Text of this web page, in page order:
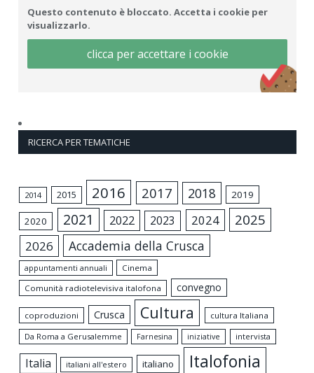
Questo contenuto è bloccato. Accetta i cookie per
visualizzarlo.
clicca per accettare i cookie
RICERCA PER TEMATICHE
2014 2015 2016 2017 2018 2019
2020 2021 2022 2023 2024 2025
2026 Accademia della Crusca
appuntamenti annuali
Cinema
Comunità radiotelevisiva italofona
convegno
coproduzioni Crusca Cultura
cultura Italiana
Da Roma a Gerusalemme
Farnesina iniziative intervista
Italia italiani all'estero italiano Italofonia